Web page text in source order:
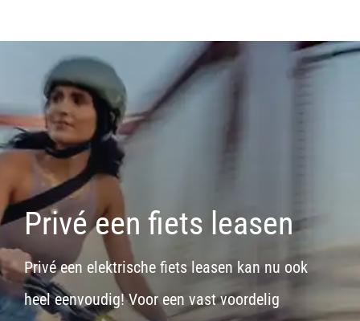
Privé een fiets leasen
Privé een elektrische fiets leasen kan nu ook
heel eenvoudig! Voor een vast voordelig